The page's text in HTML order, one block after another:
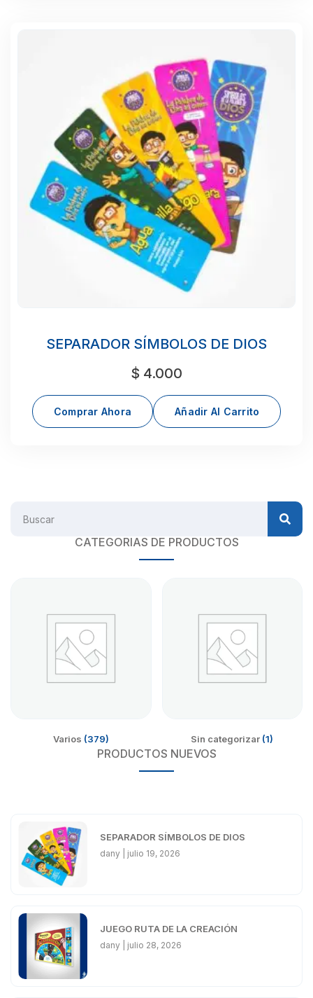
SEPARADOR SÍMBOLOS DE DIOS
$ 4.000
Comprar Ahora Añadir Al Carrito
CATEGORIAS DE PRODUCTOS
Varios (379) Sin categorizar (1)
PRODUCTOS NUEVOS
SEPARADOR SÍMBOLOS DE DIOS
dany julio 19, 2026
JUEGO RUTA DE LA CREACIÓN
dany julio 28, 2026